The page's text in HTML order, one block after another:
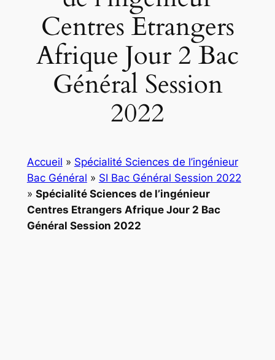
Centres Etrangers
Afrique Jour 2 Bac
Général Session
2022
Accueil » Spécialité Sciences de l’ingénieur
Bac Général » SI Bac Général Session 2022
» Spécialité Sciences de l’ingénieur
Centres Etrangers Afrique Jour 2 Bac
Général Session 2022